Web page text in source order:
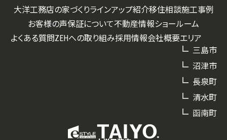
大洋工務店の家づくりラインアップ紹介移住相談施工事例
お客様の声保証について不動産情報ショールーム
よくある質問ZEHへの取り組み採用情報会社概要エリア
三島市
沼津市
長泉町
清水町
函南町